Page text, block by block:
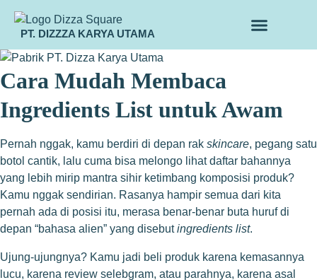
PT. DIZZZA KARYA UTAMA
Cara Mudah Membaca
Ingredients List untuk Awam
Pernah nggak, kamu berdiri di depan rak skincare, pegang satu
botol cantik, lalu cuma bisa melongo lihat daftar bahannya
yang lebih mirip mantra sihir ketimbang komposisi produk?
Kamu nggak sendirian. Rasanya hampir semua dari kita
pernah ada di posisi itu, merasa benar-benar buta huruf di
depan “bahasa alien” yang disebutingredients list.
Ujung-ujungnya? Kamu jadi beli produk karena kemasannya
lucu, karena review selebgram, atau parahnya, karena asal